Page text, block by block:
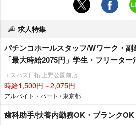
求人特集
パチンコホールスタッフ/Wワーク・
「最大時給2075円」学生・フリータ
エスパス日拓 上野公園前店
時給1,500円～2,075円
アルバイト・パート / 東京都
歯科助手/扶養内勤務OK・ブランクOK